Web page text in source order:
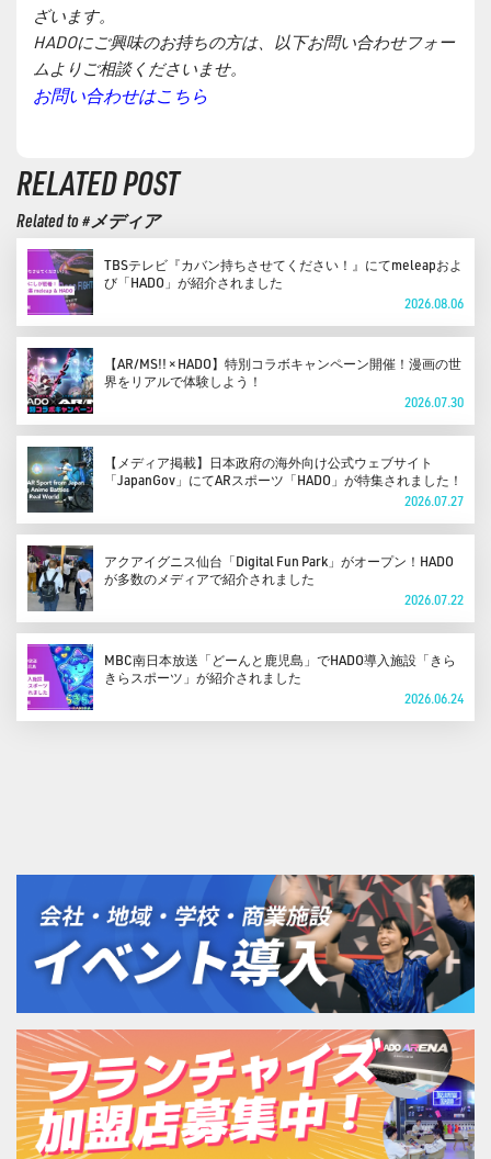
ざいます。
HADOにご興味のお持ちの方は、以下お問い合わせフォー
ムよりご相談くださいませ。
お問い合わせはこちら
RELATED POST
Related to #メディア
TBSテレビ『カバン持ちさせてください！』にてmeleapおよ
び「HADO」が紹介されました
2026.08.06
【AR/MS!! × HADO】特別コラボキャンペーン開催！漫画の世
界をリアルで体験しよう！
2026.07.30
【メディア掲載】日本政府の海外向け公式ウェブサイト
「JapanGov」にてARスポーツ「HADO」が特集されました！
2026.07.27
アクアイグニス仙台「Digital Fun Park」がオープン！HADO
が多数のメディアで紹介されました
2026.07.22
MBC南日本放送「どーんと鹿児島」でHADO導入施設「きら
きらスポーツ」が紹介されました
2026.06.24